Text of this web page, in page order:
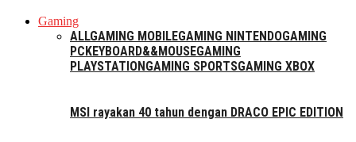
Gaming
ALLGAMING MOBILEGAMING NINTENDOGAMING
PCKEYBOARD&&MOUSEGAMING
PLAYSTATIONGAMING SPORTSGAMING XBOX
MSI rayakan 40 tahun dengan DRACO EPIC EDITION